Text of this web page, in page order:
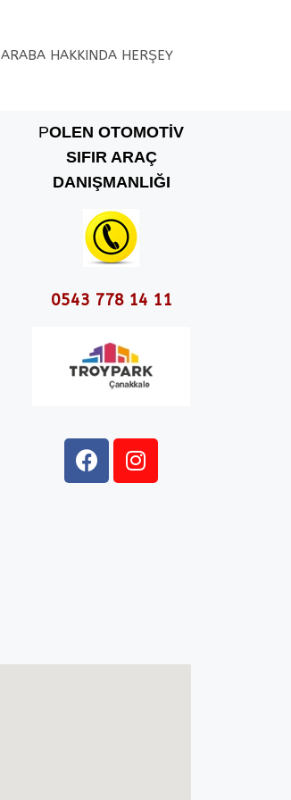
ARABA HAKKINDA HERŞEY
POLEN OTOMOTİV
SIFIR ARAÇ
DANIŞMANLIĞI
0543 778 14 11